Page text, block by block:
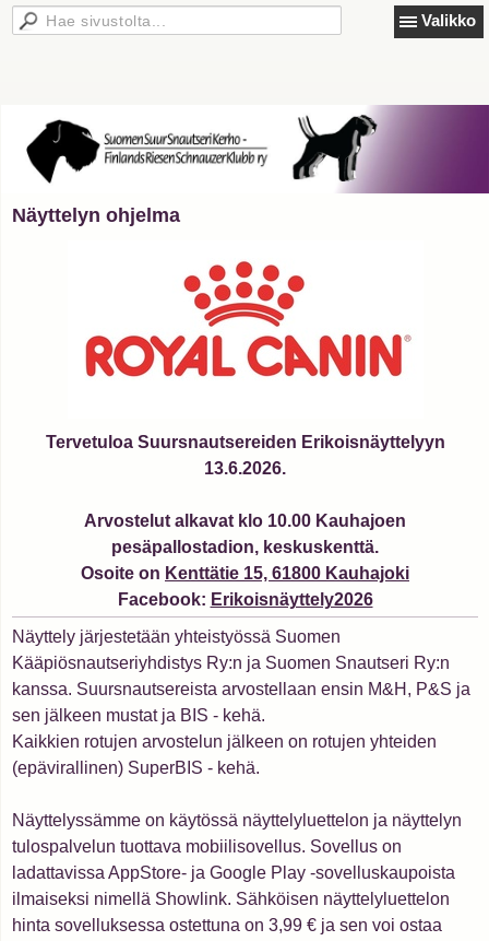
Valikko
Näyttelyn ohjelma
Tervetuloa Suursnautsereiden Erikoisnäyttelyyn
13.6.2026.
Arvostelut alkavat klo 10.00 Kauhajoen
pesäpallostadion, keskuskenttä.
Osoite on Kenttätie 15, 61800 Kauhajoki
Facebook: Erikoisnäyttely2026
Näyttely järjestetään yhteistyössä Suomen
Kääpiösnautseriyhdistys Ry:n ja Suomen Snautseri Ry:n
kanssa. Suursnautsereista arvostellaan ensin M&H, P&S ja
sen jälkeen mustat ja BIS - kehä.
Kaikkien rotujen arvostelun jälkeen on rotujen yhteiden
(epävirallinen) SuperBIS - kehä.
Näyttelyssämme on käytössä näyttelyluettelon ja näyttelyn
tulospalvelun tuottava mobiilisovellus. Sovellus on
ladattavissa AppStore- ja Google Play -sovelluskaupoista
ilmaiseksi nimellä Showlink. Sähköisen näyttelyluettelon
hinta sovelluksessa ostettuna on 3,99 € ja sen voi ostaa